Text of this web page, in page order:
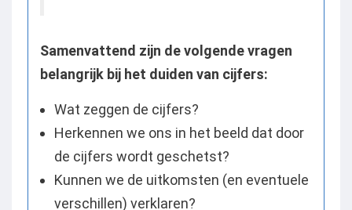
Samenvattend zijn de volgende vragen
belangrijk bij het duiden van cijfers:
Wat zeggen de cijfers?
Herkennen we ons in het beeld dat door
de cijfers wordt geschetst?
Kunnen we de uitkomsten (en eventuele
verschillen) verklaren?